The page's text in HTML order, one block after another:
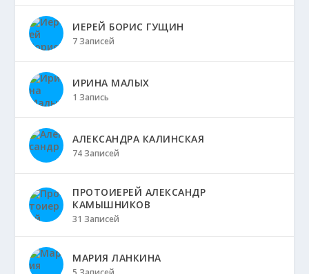
ИЕРЕЙ БОРИС ГУЩИН
7 Записей
ИРИНА МАЛЫХ
1 Запись
АЛЕКСАНДРА КАЛИНСКАЯ
74 Записей
ПРОТОИЕРЕЙ АЛЕКСАНДР
КАМЫШНИКОВ
31 Записей
МАРИЯ ЛАНКИНА